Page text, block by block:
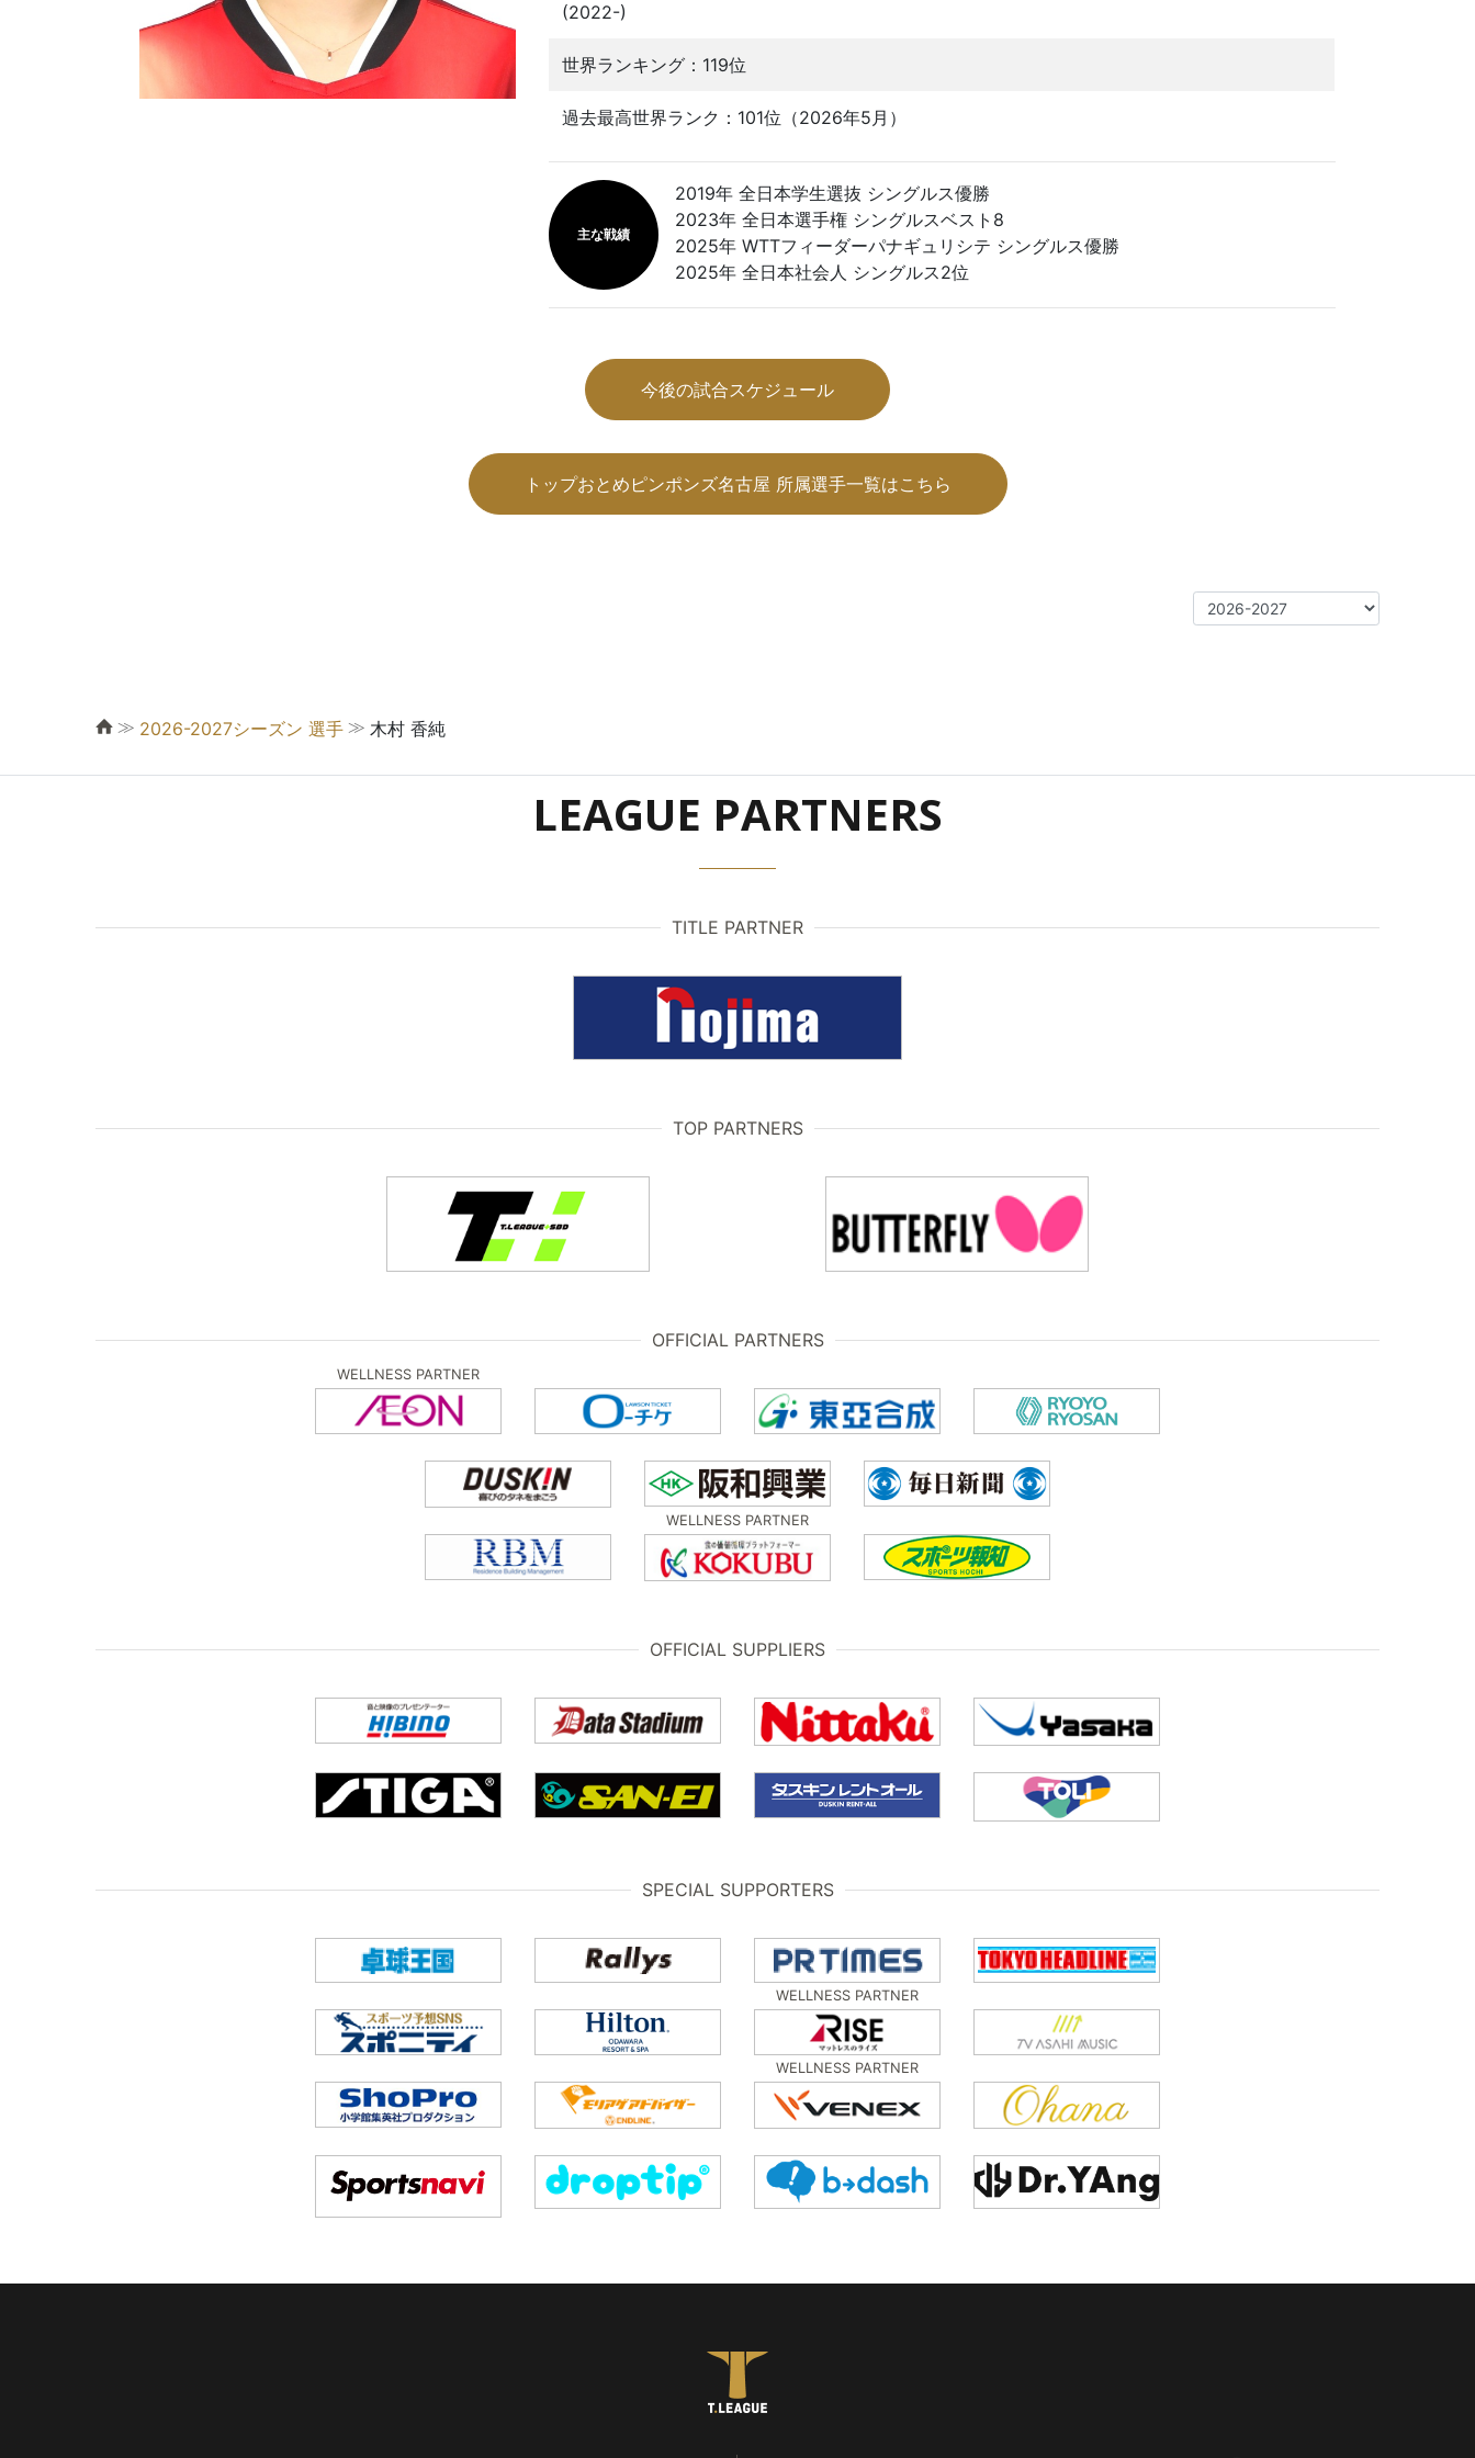
(2022-)
世界ランキング：119位
過去最高世界ランク：101位（2026年5月）
主な戦績
2019年 全日本学生選抜 シングルス優勝
2023年 全日本選手権 シングルスベスト8
2025年 WTTフィーダーパナギュリシテ シングルス優勝
2025年 全日本社会人 シングルス2位
今後の試合スケジュール
トップおとめピンポンズ名古屋 所属選手一覧はこちら
≫ 2026-2027シーズン 選手 ≫ 木村 香純
LEAGUE PARTNERS
TITLE PARTNER
TOP PARTNERS
OFFICIAL PARTNERS
WELLNESS PARTNER
WELLNESS PARTNER
OFFICIAL SUPPLIERS
SPECIAL SUPPORTERS
WELLNESS PARTNER
WELLNESS PARTNER